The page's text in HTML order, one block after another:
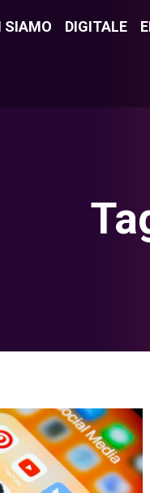
SIAMO DIGITALE
SIAMO DIGITALE